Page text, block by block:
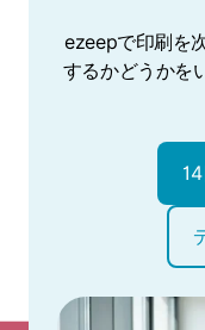
ezeepで印刷を
するかどうかを